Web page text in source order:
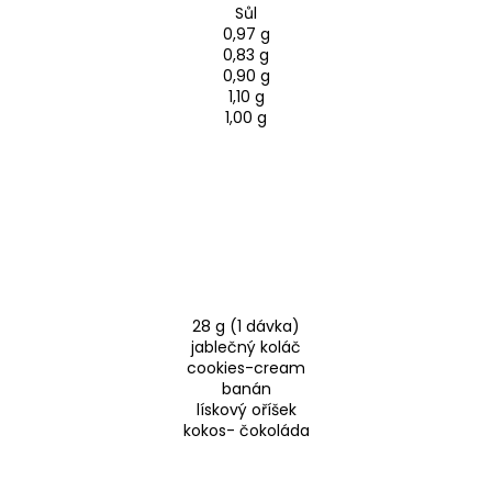
Sůl
0,97 g
0,83 g
0,90 g
1,10 g
1,00 g
28 g (1 dávka)
jablečný koláč
cookies-cream
banán
lískový oříšek
kokos- čokoláda